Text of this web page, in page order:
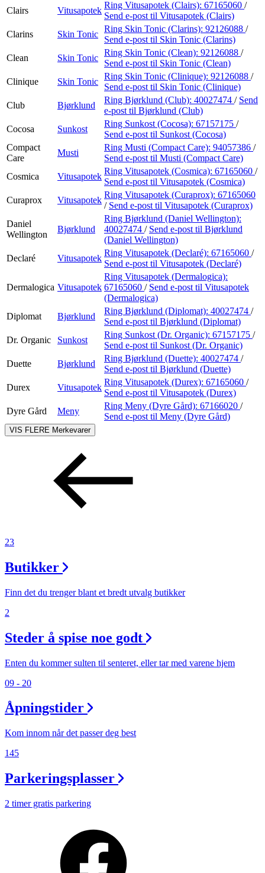
Clairs
Vitusapotek
Ring Vitusapotek (Clairs): 67165060 /
Send e-post til Vitusapotek (Clairs)
Clarins
Skin Tonic
Ring Skin Tonic (Clarins): 92126088 /
Send e-post til Skin Tonic (Clarins)
Clean
Skin Tonic
Ring Skin Tonic (Clean): 92126088 /
Send e-post til Skin Tonic (Clean)
Clinique
Skin Tonic
Ring Skin Tonic (Clinique): 92126088 /
Send e-post til Skin Tonic (Clinique)
Club
Bjørklund
Ring Bjørklund (Club): 40027474 / Send
e-post til Bjørklund (Club)
Cocosa
Sunkost
Ring Sunkost (Cocosa): 67157175 /
Send e-post til Sunkost (Cocosa)
Compact
Care
Musti
Ring Musti (Compact Care): 94057386 /
Send e-post til Musti (Compact Care)
Cosmica
Vitusapotek
Ring Vitusapotek (Cosmica): 67165060 /
Send e-post til Vitusapotek (Cosmica)
Curaprox
Vitusapotek
Ring Vitusapotek (Curaprox): 67165060
/ Send e-post til Vitusapotek (Curaprox)
Daniel
Wellington
Bjørklund
Ring Bjørklund (Daniel Wellington):
40027474 / Send e-post til Bjørklund
(Daniel Wellington)
Declaré
Vitusapotek
Ring Vitusapotek (Declaré): 67165060 /
Send e-post til Vitusapotek (Declaré)
Dermalogica Vitusapotek
Ring Vitusapotek (Dermalogica):
67165060 / Send e-post til Vitusapotek
(Dermalogica)
Diplomat
Bjørklund
Ring Bjørklund (Diplomat): 40027474 /
Send e-post til Bjørklund (Diplomat)
Dr. Organic
Sunkost
Ring Sunkost (Dr. Organic): 67157175 /
Send e-post til Sunkost (Dr. Organic)
Duette
Bjørklund
Ring Bjørklund (Duette): 40027474 /
Send e-post til Bjørklund (Duette)
Durex
Vitusapotek
Ring Vitusapotek (Durex): 67165060 /
Send e-post til Vitusapotek (Durex)
Dyre Gård
Meny
Ring Meny (Dyre Gård): 67166020 /
Send e-post til Meny (Dyre Gård)
VIS FLERE Merkevarer
23
Butikker
Finn det du trenger blant et bredt utvalg butikker
2
Steder å spise noe godt
Enten du kommer sulten til senteret, eller tar med varene hjem
09 - 20
Åpningstider
Kom innom når det passer deg best
145
Parkeringsplasser
2 timer gratis parkering